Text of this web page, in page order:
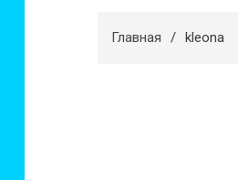
Главная kleona